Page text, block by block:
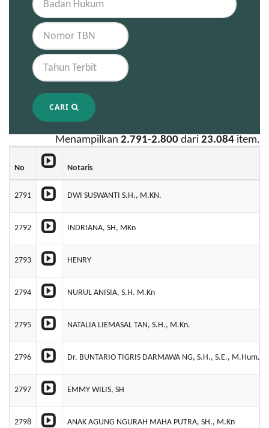
CARI
Menampilkan 2.791-2.800 dari 23.084 item.
No Notaris
2791 DWI SUSWANTI S.H., M.KN.
2792 INDRIANA, SH, MKn
2793 HENRY
2794 NURUL ANISIA, S.H. M.Kn
2795 NATALIA LIEMASAL TAN, S.H., M.Kn.
2796 Dr. BUNTARIO TIGRIS DARMAWA NG, S.H., S.E., M.Hum.
2797 EMMY WILIS, SH
2798 ANAK AGUNG NGURAH MAHA PUTRA, SH., M.Kn